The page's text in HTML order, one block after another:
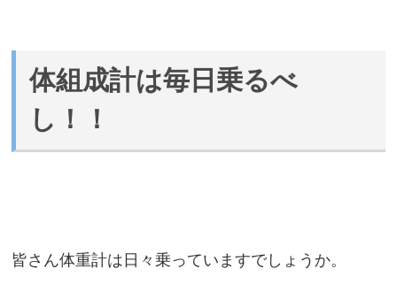
体組成計は毎日乗るべ
し！！
皆さん体重計は日々乗っていますでしょうか。